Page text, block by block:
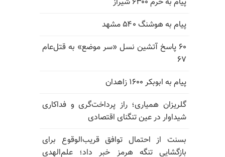
پیام به هوشنگ ۵۴۰ مشهد
۶۰ پاسخ آتشین نسل «سر موضع» به قتل‌عام
۶۷
پیام به ابوبکر ۱۶۰۰ زاهدان
گلریزان همیاری؛ راز پرداخت‌گری و فداکاری
شیداوار در عین تنگنای اقتصادی
بسنت از احتمال توافق قریب‌الوقوع برای
بازگشایی تنگه هرمز خبر داد؛ علم‌الهدی